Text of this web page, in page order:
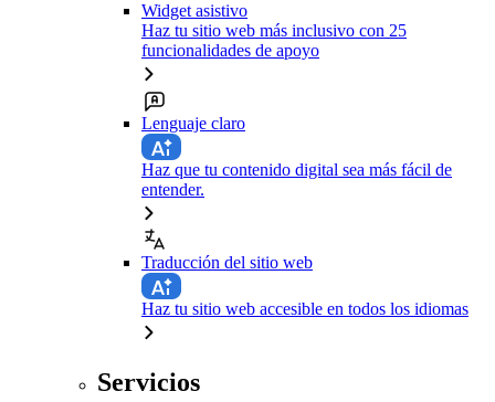
Widget asistivo
Haz tu sitio web más inclusivo con 25
funcionalidades de apoyo
Lenguaje claro
Haz que tu contenido digital sea más fácil de
entender.
Traducción del sitio web
Haz tu sitio web accesible en todos los idiomas
Servicios